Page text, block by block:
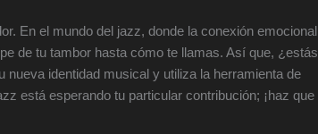
En el mundo del jazz, donde la conexión emocional
de tu tambor hasta cómo te llamas. Así que, ¿estás
nueva identidad musical y utiliza la herramienta de
está esperando tu particular contribución; ¡haz que